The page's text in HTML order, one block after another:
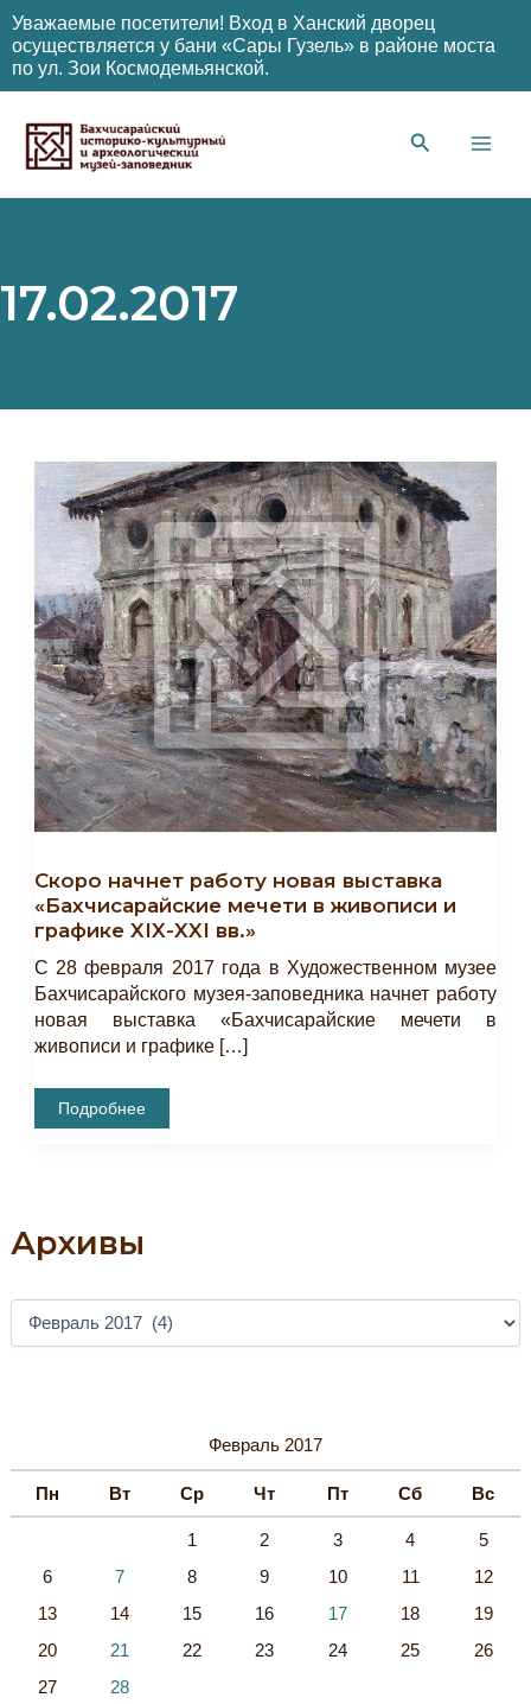
Уважаемые посетители! Вход в Ханский дворец
осуществляется у бани «Сары Гузель» в районе моста
по ул. Зои Космодемьянской.
содержимому
17.02.2017
Архивы
Февраль 2017
Пн Вт Ср Чт Пт Сб Вс
1 2 3 4
5
6
7 8 9 10 11
12
13
14 15 16 17 18
19
20
21 22 23 24 25
26
27
28
Скоро начнет работу новая выставка
«Бахчисарайские мечети в живописи и
графике XIX-XXI вв.»
С 28 февраля 2017 года в Художественном музее
Бахчисарайского музея-заповедника начнет работу
новая выставка «Бахчисарайские мечети в
живописи и графике […]
Скоро
Начнет
Живописи
И
XXI
Вв.»
Подробнее